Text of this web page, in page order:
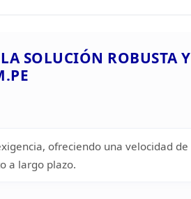
SOLUCIÓN ROBUSTA Y
ofreciendo una velocidad de
a largo plazo.